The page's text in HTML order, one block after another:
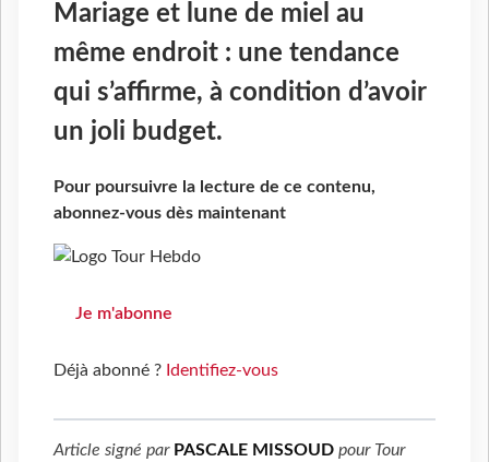
Mariage et lune de miel au
même endroit : une tendance
qui s’affirme, à condition d’avoir
un joli budget.
Pour poursuivre la lecture de ce contenu,
abonnez-vous dès maintenant
Je m'abonne
Déjà abonné ? Identifiez-vous
Article signé par PASCALE MISSOUD pour Tour